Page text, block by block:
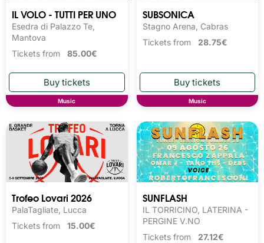
IL VOLO - TUTTI PER UNO
Esedra di Palazzo Te,
Mantova
Tickets from 85.00€
Music
SUBSONICA
Stagno Arena, Cabras
Tickets from 28.75€
Music
Trofeo Lovari 2026
PalaTagliate, Lucca
Tickets from 15.00€
SUNFLASH
IL TORRICINO, LATERINA -
PERGINE V.NO
Tickets from 27.12€